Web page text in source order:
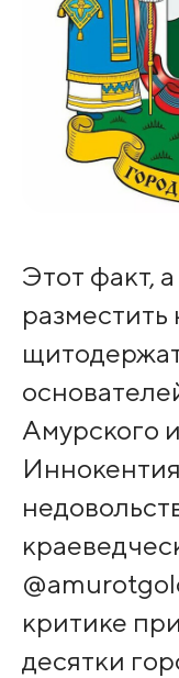
Этот факт,
разместить
Амурского
критике
десятки